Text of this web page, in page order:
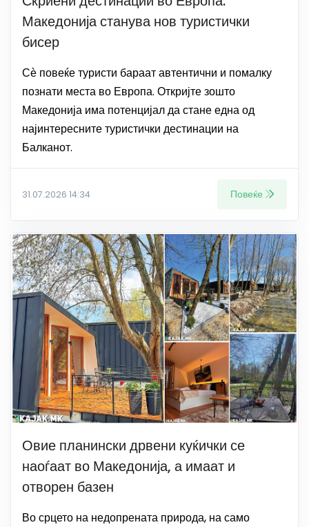
Македонија станува нов туристички
бисер
Сѐ повеќе туристи бараат автентични и помалку
познати места во Европа. Откријте зошто
Македонија има потенцијал да стане една од
најинтересните туристички дестинации на
Балканот.
31.07.2026 14:34 Повеќе
Овие планински дрвени куќички се
наоѓаат во Македонија, а имаат и
отворен базен
Во срцето на недопрената природа, на само